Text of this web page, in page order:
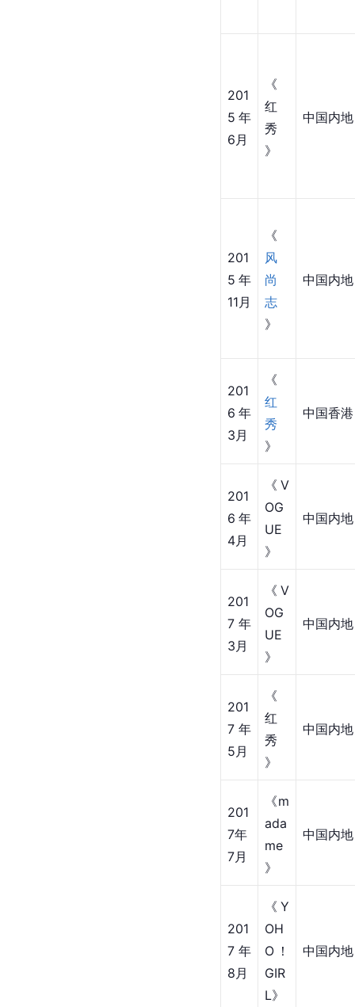
201
5年
6月
《
红
秀
》
中国内地
201
5年
11月
《
风
尚
志
》
中国内地
201
6年
《
红
秀
》
4月
《V
UE
》
201
7年
3月
《V
OG
UE
》
中国内地
201
7年
《
红
秀
201
《m
ada